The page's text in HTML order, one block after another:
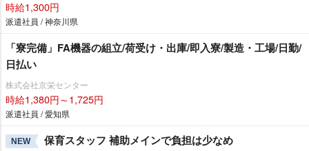
時給1,300円
派遣社員 / 神奈川県
「寮完備」FA機器の組立/荷受け・出庫/即入寮/製造・工場/日勤/
日払い
株式会社京栄センター
時給1,380円～1,725円
派遣社員 / 愛知県
NEW 保育スタッフ 補助メインで負担は少なめ